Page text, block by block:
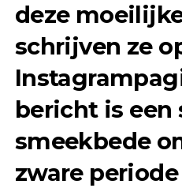
deze
schrijven ze
bericht is een
smeekbede
zware